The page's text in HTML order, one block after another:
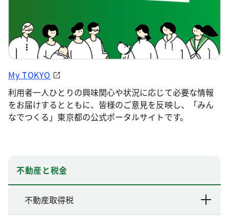
My TOKYO
利用者一人ひとりの興味関心や状況に応じて必要な情報
をお届けするとともに、皆様のご意見を反映し、「みん
なでつくる」東京都の公式ポータルサイトです。
不動産と税金
不動産取得税